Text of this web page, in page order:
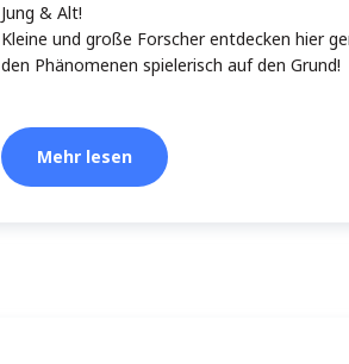
Jung & Alt!
Kleine und große Forscher entdecken hier
den Phänomenen spielerisch auf den Grund!
Mehr lesen